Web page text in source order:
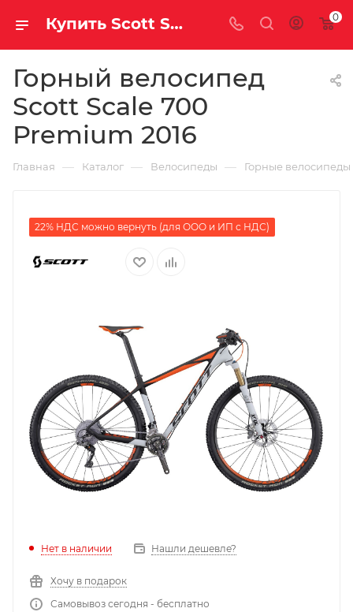
Купить Scott Scale 700 Premium 2016 за рублей, а со скидкой 0
Горный велосипед
Scott Scale 700
Premium 2016
Главная — Каталог — Велосипеды — Горные велосипеды
22% НДС можно вернуть (для ООО и ИП с НДС)
Нет в наличии Нашли дешевле?
Хочу в подарок
Самовывоз сегодня - бесплатно